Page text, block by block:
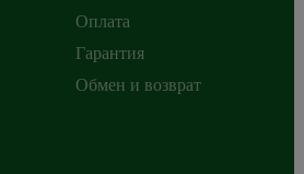
Оплата
Гарантия
Обмен и возврат